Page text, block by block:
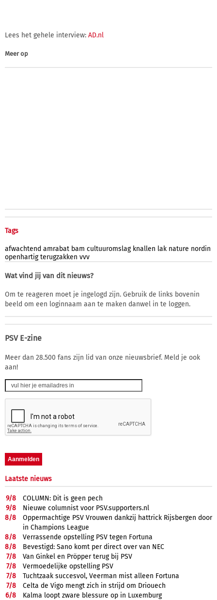
Lees het gehele interview: AD.nl
Meer op
Tags
afwachtend amrabat bam cultuuromslag knallen lak nature nordin
openhartig terugzakken vvv
Wat vind jij van dit nieuws?
Om te reageren moet je ingelogd zijn. Gebruik de links bovenin
beeld om een loginnaam aan te maken danwel in te loggen.
PSV E-zine
Meer dan 28.500 fans zijn lid van onze nieuwsbrief. Meld je ook
aan!
Laatste nieuws
9/8
COLUMN: Dit is geen pech
9/8
Nieuwe columnist voor PSV.supporters.nl
8/8
Oppermachtige PSV Vrouwen dankzij hattrick Rijsbergen door
in Champions League
8/8
Verrassende opstelling PSV tegen Fortuna
8/8
Bevestigd: Sano komt per direct over van NEC
7/8
Van Ginkel en Pröpper terug bij PSV
7/8
Vermoedelijke opstelling PSV
7/8
Tuchtzaak succesvol, Veerman mist alleen Fortuna
7/8
Celta de Vigo mengt zich in strijd om Driouech
6/8
Kalma loopt zware blessure op in Luxemburg